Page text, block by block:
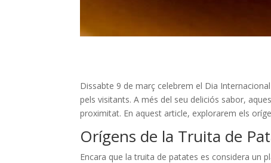
Dissabte 9 de març celebrem el Dia
pels visitants. A més del seu deliciós sabor,
proximitat. En aquest article, explorarem els
Orígens de la Truita de
Encara que la truita de patates es considera un